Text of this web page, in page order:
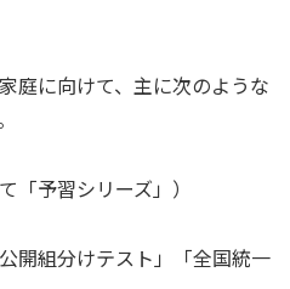
庭に向けて、主に次のような
「予習シリーズ」）
開組分けテスト」「全国統一